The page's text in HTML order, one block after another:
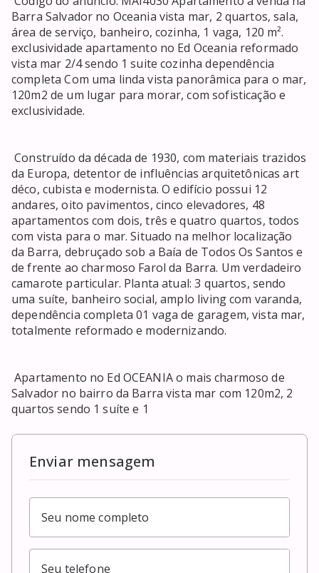
Barra Salvador no Oceania vista mar, 2 quartos, sala,
área de serviço, banheiro, cozinha, 1 vaga, 120 m².
exclusividade apartamento no Ed Oceania reformado
vista mar 2/4 sendo 1 suite cozinha dependência
completa Com uma linda vista panorâmica para o mar,
120m2 de um lugar para morar, com sofisticação e
exclusividade.
Construído da década de 1930, com materiais trazidos
da Europa, detentor de influências arquitetônicas art
déco, cubista e modernista. O edifício possui 12
andares, oito pavimentos, cinco elevadores, 48
apartamentos com dois, três e quatro quartos, todos
com vista para o mar. Situado na melhor localização
da Barra, debruçado sob a Baía de Todos Os Santos e
de frente ao charmoso Farol da Barra. Um verdadeiro
camarote particular. Planta atual: 3 quartos, sendo
uma suíte, banheiro social, amplo living com varanda,
dependência completa 01 vaga de garagem, vista mar,
totalmente reformado e modernizando.
Apartamento no Ed OCEANIA o mais charmoso de
Salvador no bairro da Barra vista mar com 120m2, 2
quartos sendo 1 suíte e 1
Enviar mensagem